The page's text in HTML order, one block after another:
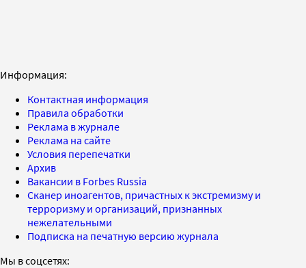
Информация:
Контактная информация
Правила обработки
Реклама в журнале
Реклама на сайте
Условия перепечатки
Архив
Вакансии в Forbes Russia
Сканер иноагентов, причастных к экстремизму и
терроризму и организаций, признанных
нежелательными
Подписка на печатную версию журнала
Мы в соцсетях: